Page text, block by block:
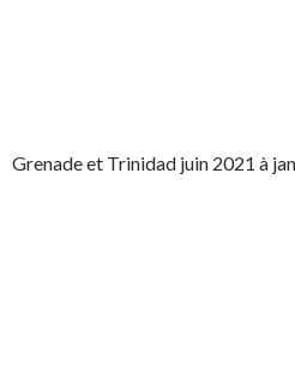
Grenade et Trinidad juin 2021 à